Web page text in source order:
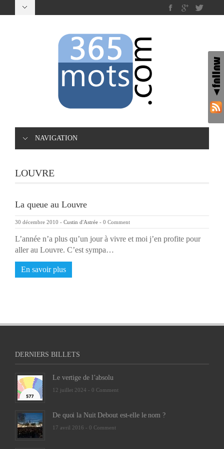
NAVIGATION
LOUVRE
La queue au Louvre
30 décembre 2010 - Custin d'Astrée - 0 Comment
L’année n’a plus qu’un jour à vivre et moi j’en profite pour
aller au Louvre. C’est sympa…
En savoir plus
DERNIERS BILLETS
Le vertige de l’absolu
12 juillet 2024 - 0 Comment
De quoi la Nuit Debout est-elle le nom ?
17 avril 2016 - 0 Comment